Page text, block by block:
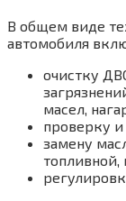
В общем виде
автомобиля
очистку
масел,
проверку
замену
топливной,